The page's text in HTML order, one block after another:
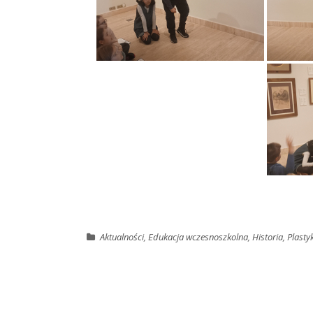
Aktualności,Edukacja wczesnoszkolna,Historia,